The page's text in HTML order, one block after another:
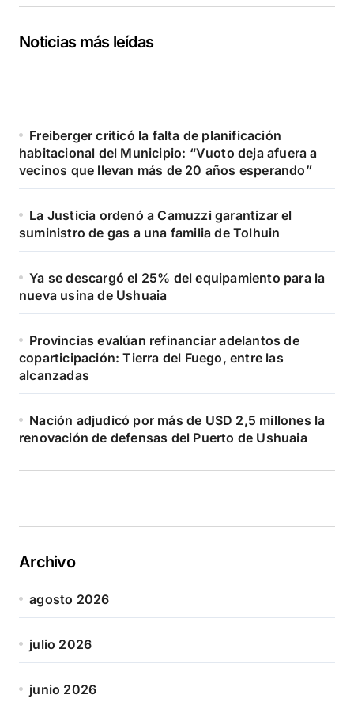
Noticias más leídas
Freiberger criticó la falta de planificación
habitacional del Municipio: “Vuoto deja afuera a
vecinos que llevan más de 20 años esperando”
La Justicia ordenó a Camuzzi garantizar el
suministro de gas a una familia de Tolhuin
Ya se descargó el 25% del equipamiento para la
nueva usina de Ushuaia
Provincias evalúan refinanciar adelantos de
coparticipación: Tierra del Fuego, entre las
alcanzadas
Nación adjudicó por más de USD 2,5 millones la
renovación de defensas del Puerto de Ushuaia
Archivo
agosto 2026
julio 2026
junio 2026